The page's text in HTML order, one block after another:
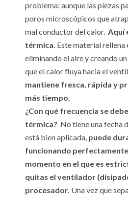
problema: aunque las piezas
poros microscópicos que
mal conductor del calor. Aquí
térmica. Este material rellena
eliminando el aire y creando
que el calor fluya hacia el
mantiene fresca, rápida y
más tiempo.
¿Con qué frecuencia se
térmica? No tiene una fecha
está bien aplicada, puede
funcionando perfectamente
momento en el que es
quitas el ventilador
procesador. Una vez que